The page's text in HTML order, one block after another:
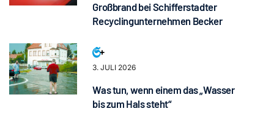
Großbrand bei Schifferstadter
Recyclingunternehmen Becker
3. JULI 2026
Was tun, wenn einem das „Wasser
bis zum Hals steht“